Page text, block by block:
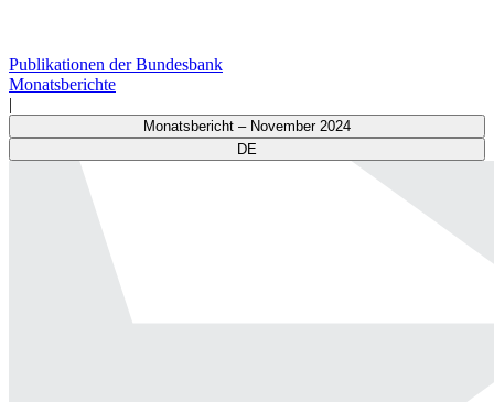
Publikationen der Bundesbank
Monatsberichte
|
Monatsbericht – November 2024
DE